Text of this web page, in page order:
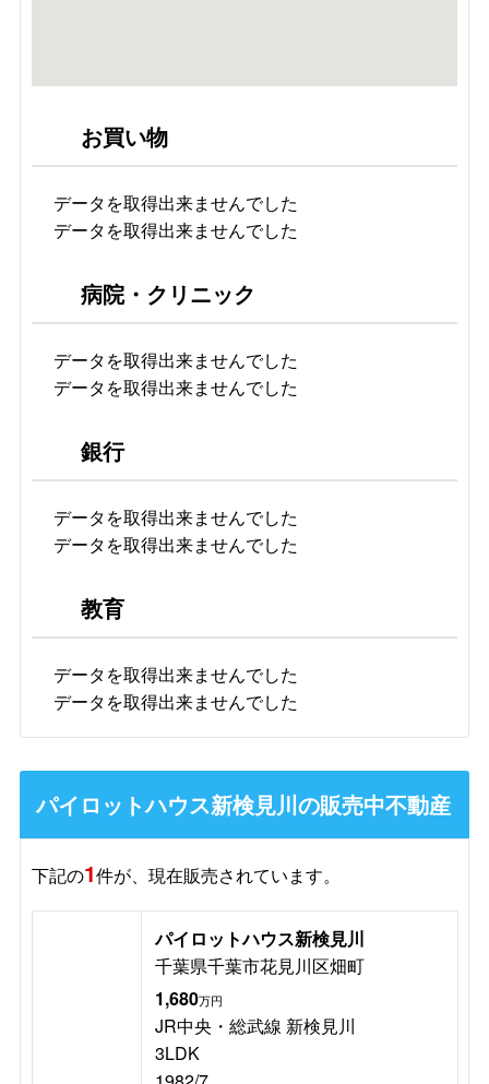
お買い物
データを取得出来ませんでした
データを取得出来ませんでした
病院・クリニック
データを取得出来ませんでした
データを取得出来ませんでした
銀行
データを取得出来ませんでした
データを取得出来ませんでした
教育
データを取得出来ませんでした
データを取得出来ませんでした
パイロットハウス新検見川の販売中不動産
下記の1件が、現在販売されています。
パイロットハウス新検見川
千葉県千葉市花見川区畑町
1,680万円
JR中央・総武線 新検見川
3LDK